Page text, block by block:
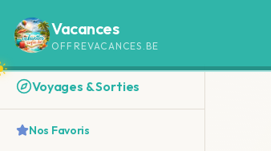
Vacances
OFFREVACANCES.BE
Voyages & Sorties
Nos Favoris